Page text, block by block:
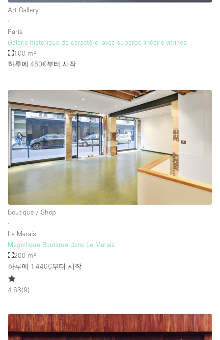
Street Level
Terrace
Toilets
Whitebox / Minimal
Window Display
층 / 접근성:
1층 앞마당
위치한 거리
테라스
윗층
Art Gallery
∙
Paris
Galerie historique de caractère, avec superbe linéaire vitrines
100 m²
하루에 480€부터 시작
Boutique / Shop
∙
Le Marais
Magnifique Boutique dans Le Marais
200 m²
하루에 1.440€부터 시작
4.63(9)